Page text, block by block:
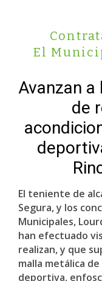
El
Avanzan
de
El teniente de
Segura, y los
Municipales,
han efectuado
realizan, y que
malla metálica
deportiva,